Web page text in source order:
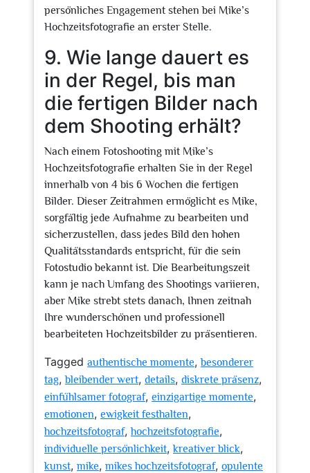
persönliches Engagement stehen bei Mike’s
Hochzeitsfotografie an erster Stelle.
9. Wie lange dauert es
in der Regel, bis man
die fertigen Bilder nach
dem Shooting erhält?
Nach einem Fotoshooting mit Mike’s
Hochzeitsfotografie erhalten Sie in der Regel
innerhalb von 4 bis 6 Wochen die fertigen
Bilder. Dieser Zeitrahmen ermöglicht es Mike,
sorgfältig jede Aufnahme zu bearbeiten und
sicherzustellen, dass jedes Bild den hohen
Qualitätsstandards entspricht, für die sein
Fotostudio bekannt ist. Die Bearbeitungszeit
kann je nach Umfang des Shootings variieren,
aber Mike strebt stets danach, Ihnen zeitnah
Ihre wunderschönen und professionell
bearbeiteten Hochzeitsbilder zu präsentieren.
Tagged authentische momente,besonderer
tag,bleibender wert, details, diskrete präsenz,
einfühlsamer fotograf, einzigartige momente,
emotionen, ewigkeit festhalten,
hochzeitsfotograf,hochzeitsfotografie,
individuelle persönlichkeit,kreativer blick,
kunst, mike, mikes hochzeitsfotograf, opulente